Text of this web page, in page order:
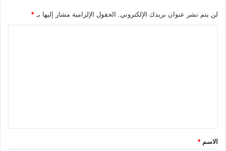
لن يتم نشر عنوان بريدك الإلكتروني. الحقول الإلزامية مشار إليها بـ*
*
الاسم *